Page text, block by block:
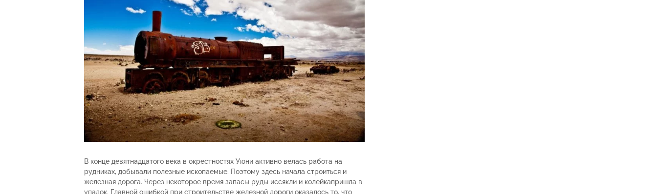
В конце девятнадцатого века в окрестностях Уюни активно велась работа на
рудниках, добывали полезные ископаемые. Поэтому здесь начала строиться и
железная дорога. Через некоторое время запасы руды иссякли и колейкапришла в
упадок. Главной ошибкой при строительстве железной дороги оказалось то, что